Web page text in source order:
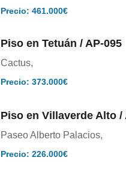
Precio: 461.000€
Piso en Tetuán / AP-095
Cactus,
Precio: 373.000€
Piso en Villaverde Alto /
Paseo Alberto Palacios,
Precio: 226.000€